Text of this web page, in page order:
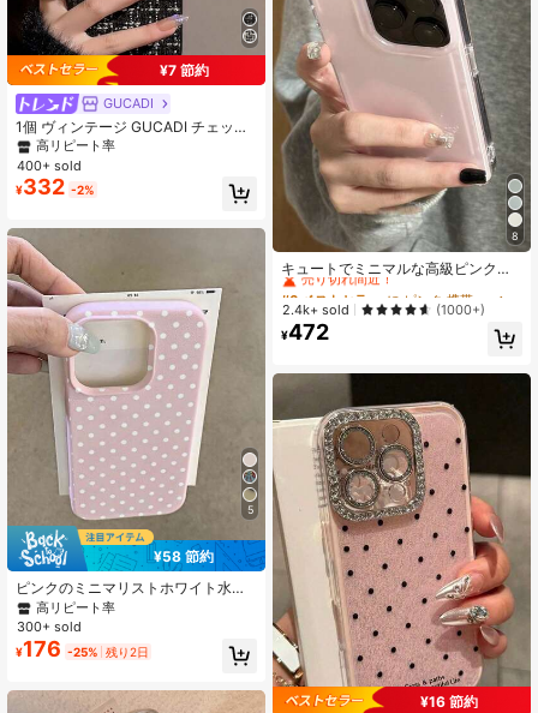
¥7 節約
GUCADI
1個 ヴィンテージ GUCADI チェック
柄フリースiPhoneケース、iPhone 1
6/15/14/13/12/11シリーズ対応、秋
冬
高リピート率
400+ sold
¥332 -2%
5
¥58 節約
ピンクのミニマリストホワイト水玉
模様のアーティスティックなパター
ンマットな質感のフルカバー耐衝撃T
PU製ファッショナブルなスマホケー
ス1個。iPhone 17、16、15、14、1
3、12、11 Pro Max/Plus/XR/7/8対
応。オフィスギフトにも最適。
高リピート率
300+ sold
¥176 -25% 残り2日
8
キュートでミニマルな高級ピンク耐
衝撃スクリーン保護厚みのあるクリ
アバンパーコーナーソリッド素材ベ
ーシックフォンプレミアムケース1個
iPhone 17/16/15 Pro Max/13/14/12
Pro Plus/11対応ファッショナブルな
キャンディーカラー保護カバー女性
春のギフト誕生日記念日
#6 ベストセラー
に ピンク 携帯電話ケース
売り切れ間近！
#6 ベストセラー
売り切れ間近！
#6 ベストセラー
売り切れ間近！
#6 ベストセラー
2.4k+ sold (1000+)
¥472
¥16 節約